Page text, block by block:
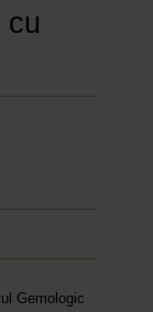
cu
Gemologic